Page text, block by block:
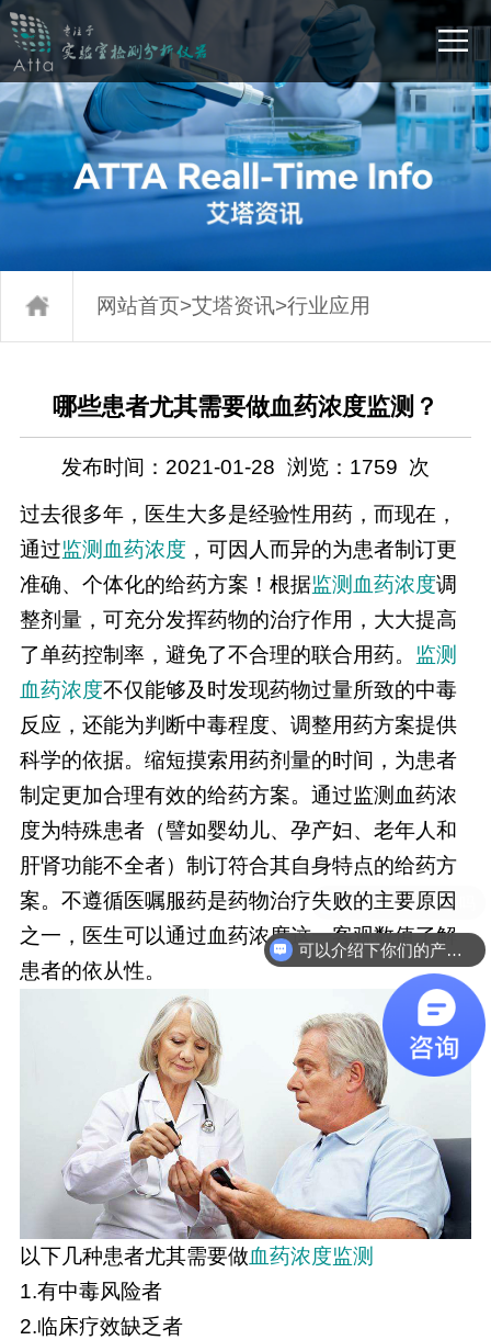
网站首页>艾塔资讯>行业应用
哪些患者尤其需要做血药浓度监测？
发布时间：2021-01-28 浏览： 1759 次
过去很多年，医生大多是经验性用药，而现在，
通过监测血药浓度 ，可因人而异的为患者制订更
准确、个体化的给药方案！根据监测血药浓度调
整剂量，可充分发挥药物的治疗作用，大大提高
了单药控制率，避免了不合理的联合用药。 监测
血药浓度不仅能够及时发现药物过量所致的中毒
反应，还能为判断中毒程度、调整用药方案提供
科学的依据。缩短摸索用药剂量的时间，为患者
制定更加合理有效的给药方案。通过监测血药浓
度为特殊患者（譬如婴幼儿、孕产妇、老年人和
肝肾功能不全者）制订符合其自身特点的给药方
案。不遵循医嘱服药是药物治疗失败的主要原因
之一，医生可以通过血药浓度这一客观数值了解
患者的依从性。
以下几种患者尤其需要做血药浓度监测
1.有中毒风险者
2.临床疗效缺乏者
可以介绍下你们的产品么